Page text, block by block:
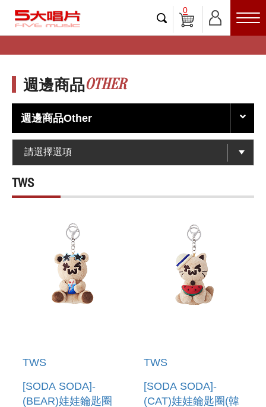
0
週邊商品OTHER
週邊商品Other
TWS
TWS
[SODA SODA]-
(BEAR)娃娃鑰匙圈
TWS
[SODA SODA]-
(CAT)娃娃鑰匙圈(韓